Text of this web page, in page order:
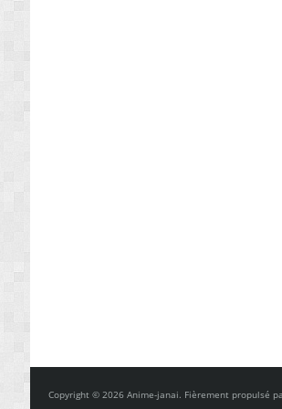
Copyright © 2026 Anime-janai. Fièrement propulsé